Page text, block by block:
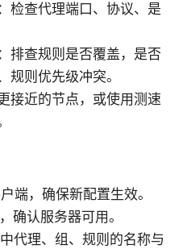
检查代理端口、协议、是
排查规则是否覆盖，是否
规则优先级冲突。
接近的节点，或使用测速
端，确保新配置生效。
确认服务器可用。
代理、组、规则的名称与